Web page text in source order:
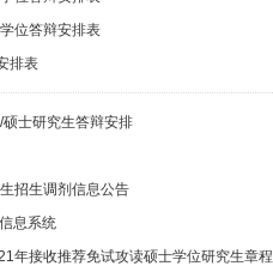
位答辩安排表
排表
士研究生答辩安排
招生调剂信息公告
息系统
年接收推荐免试攻读硕士学位研究生章程